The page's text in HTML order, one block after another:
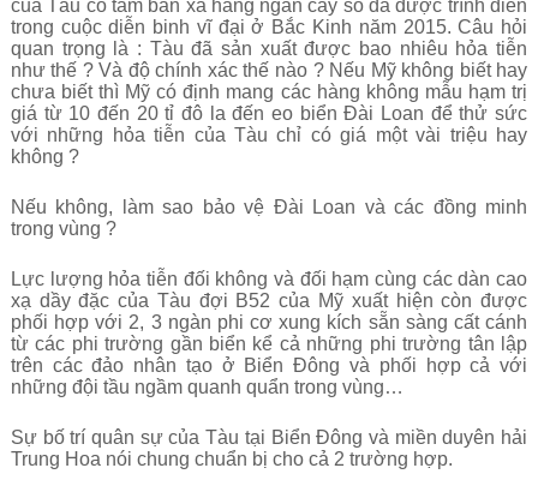
của Tàu có tầm bắn xa hàng ngàn cây số đã được trình diễn
trong cuộc diễn binh vĩ đại ở Bắc Kinh năm 2015. Câu hỏi
quan trọng là : Tàu đã sản xuất được bao nhiêu hỏa tiễn
như thế ? Và độ chính xác thế nào ? Nếu Mỹ không biết hay
chưa biết thì Mỹ có định mang các hàng không mẫu hạm trị
giá từ 10 đến 20 tỉ đô la đến eo biển Đài Loan để thử sức
với những hỏa tiễn của Tàu chỉ có giá một vài triệu hay
không ?
Nếu không, làm sao bảo vệ Đài Loan và các đồng minh
trong vùng ?
Lực lượng hỏa tiễn đối không và đối hạm cùng các dàn cao
xạ dầy đặc của Tàu đợi B52 của Mỹ xuất hiện còn được
phối hợp với 2, 3 ngàn phi cơ xung kích sẵn sàng cất cánh
từ các phi trường gần biển kể cả những phi trường tân lập
trên các đảo nhân tạo ở Biển Đông và phối hợp cả với
những đội tầu ngầm quanh quẩn trong vùng…
Sự bố trí quân sự của Tàu tại Biển Đông và miền duyên hải
Trung Hoa nói chung chuẩn bị cho cả 2 trường hợp.